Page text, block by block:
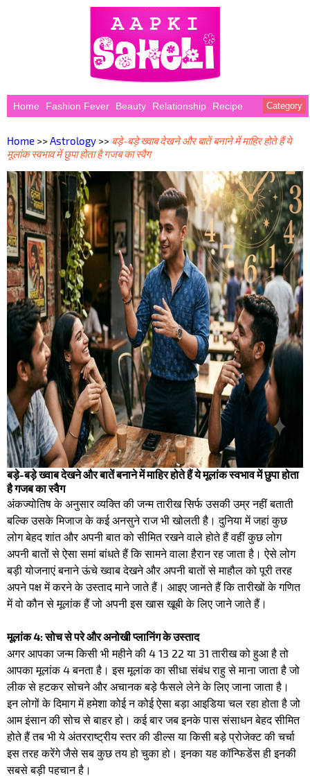
Home Fashion Fever Beauty Relationship Recipe Category
Home >>Astrology >> बड़े-बड़े ख्वाब देखने और बातें बनाने में माहिर होते हैं ये
मूलांक स्वभाव में छुपा होता है गजब का स्वैग
बड़े-बड़े ख्वाब देखने और बातें बनाने में माहिर होते हैं ये मूलांक स्वभाव में छुपा होता
है गजब का स्वैग
​अंकज्योतिष के अनुसार व्यक्ति की जन्म तारीख सिर्फ उसकी उम्र नहीं बताती
बल्कि उसके मिजाज के कई अनसुने राज भी खोलती है। दुनिया में जहां कुछ
लोग बेहद शांत और अपनी बात को सीमित रखने वाले होते हैं वहीं कुछ लोग
अपनी बातों से ऐसा समां बांधते हैं कि सामने वाला हैरान रह जाता है। ऐसे लोग
बड़ी योजनाएं बनाने ऊंचे ख्वाब देखने और अपनी बातों से माहौल को पूरी तरह
अपने पक्ष में करने के उस्ताद माने जाते हैं। आइए जानते हैं कि तारीखों के गणित
में वो कौन से मूलांक हैं जो अपनी इस खास खूबी के लिए जाने जाते हैं।
​मूलांक 4: सोच से परे और अनोखी प्लानिंग के उस्ताद
​अगर आपका जन्म किसी भी महीने की 4 13 22 या 31 तारीख को हुआ है तो
आपका मूलांक 4 बनता है। इस मूलांक का सीधा संबंध राहु से माना जाता है जो
लीक से हटकर सोचने और अचानक बड़े फैसले लेने के लिए जाना जाता है।
​इन लोगों के दिमाग में हमेशा कोई न कोई ऐसा बड़ा आइडिया चल रहा होता है जो
आम इंसान की सोच से बाहर हो। कई बार जब इनके पास संसाधन बेहद सीमित
होते हैं तब भी ये अंतरराष्ट्रीय स्तर की डील्स या किसी बड़े प्रोजेक्ट की चर्चा
इस तरह करेंगे जैसे सब कुछ तय हो चुका हो। इनका यह कॉन्फिडेंस ही इनकी
सबसे बड़ी पहचान है।